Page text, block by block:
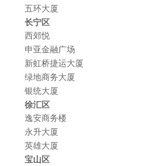
五环大厦
长宁区
西郊悦
申亚金融广场
新虹桥捷运大厦
绿地商务大厦
银统大厦
徐汇区
逸安商务楼
永升大厦
英雄大厦
宝山区